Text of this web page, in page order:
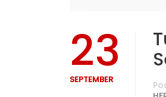
23
SEPTEMBER